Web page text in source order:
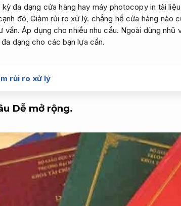
đa dạng cửa hàng hay máy photocopy in tài
đó,Giảm rủi ro xử lý. chẳng hề cửa hàng nào
vấn. Áp dụng cho nhiều nhu cầu. Ngoài dùng nhũ
dạng cho các bạn lựa cần.
rủi ro xử lý
Dễ mở rộng.